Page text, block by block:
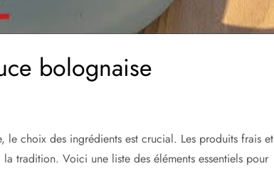
bolognaise
le choix des ingrédients est crucial. Les produits frais et
tradition. Voici une liste des éléments essentiels pour